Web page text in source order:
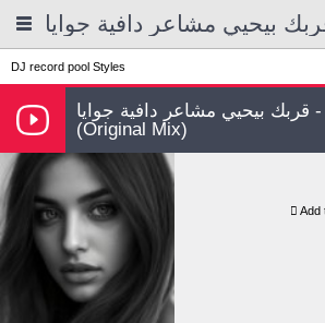
DJ record pool Styles
بيحيي مشاعر دافية جوايا
(Original Mix)
Add